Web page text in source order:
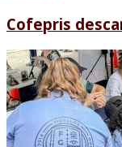
Cofepris